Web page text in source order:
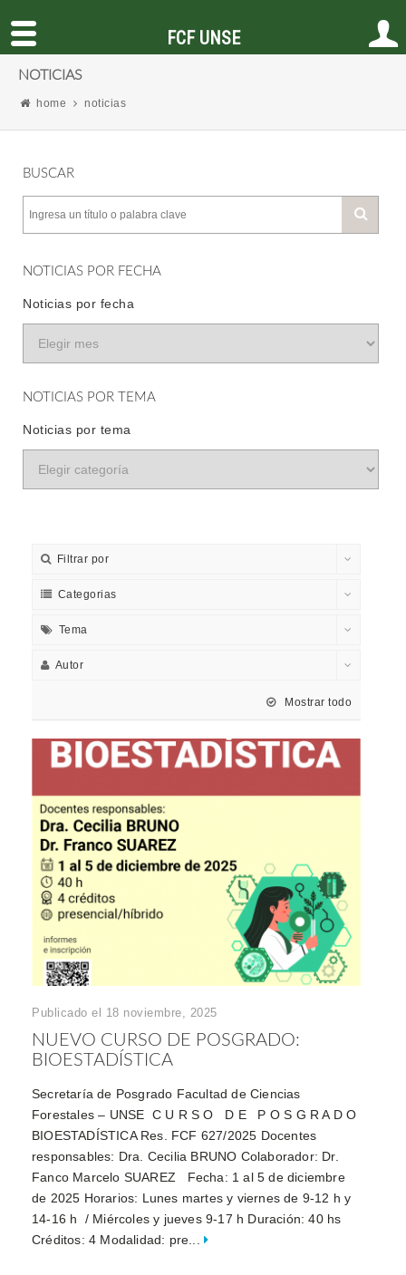
NOTICIAS
home noticias
BUSCAR
NOTICIAS POR FECHA
Noticias por fecha
NOTICIAS POR TEMA
Noticias por tema
Filtrar por
Categorias
Tema
Autor
Mostrar todo
Publicado el 18 noviembre, 2025
NUEVO CURSO DE POSGRADO:
BIOESTADÍSTICA
Secretaría de Posgrado Facultad de Ciencias
Forestales – UNSE C U R S O D E P O S G R A D O
BIOESTADÍSTICA Res. FCF 627/2025 Docentes
responsables: Dra. Cecilia BRUNO Colaborador: Dr.
Fanco Marcelo SUAREZ Fecha: 1 al 5 de diciembre
de 2025 Horarios: Lunes martes y viernes de 9-12 h y
14-16 h / Miércoles y jueves 9-17 h Duración: 40 hs
Créditos: 4 Modalidad: pre...
FCF UNSE